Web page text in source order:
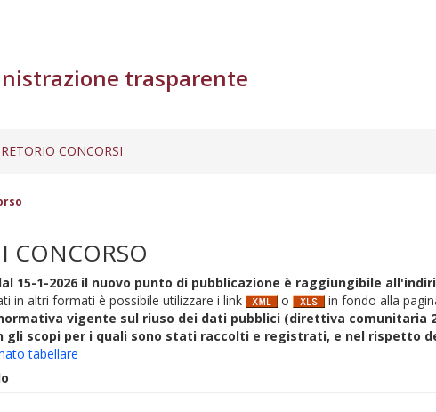
trasparente
CONCORSI
CONCORSO
15-1-2026 il nuovo punto di pubblicazione è raggiungibile
in altri formati è possibile utilizzare i link
o in fondo alla
vigente sul riuso dei dati pubblici (direttiva comunitaria
gli scopi per i quali sono stati raccolti e registrati, e nel rispetto
tabellare